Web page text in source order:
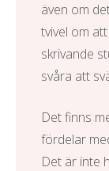
även om
tvivel om
skrivande
svåra att
Det finns
fördelar
Det är inte